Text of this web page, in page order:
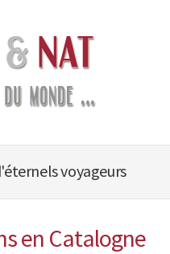
voyageurs
en Catalogne